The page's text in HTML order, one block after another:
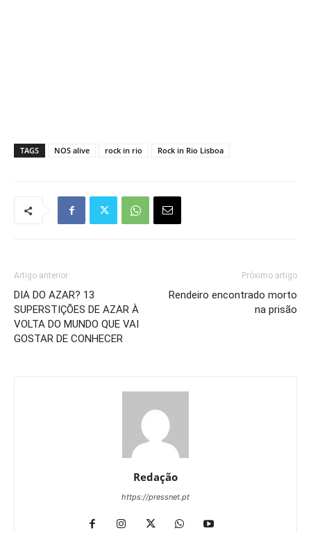
TAGS NOS alive rock in rio Rock in Rio Lisboa
Artigo anterior
DIA DO AZAR? 13
SUPERSTIÇÕES DE AZAR À
VOLTA DO MUNDO QUE VAI
GOSTAR DE CONHECER
Próximo artigo
Rendeiro encontrado morto
na prisão
Redação
https://pressnet.pt